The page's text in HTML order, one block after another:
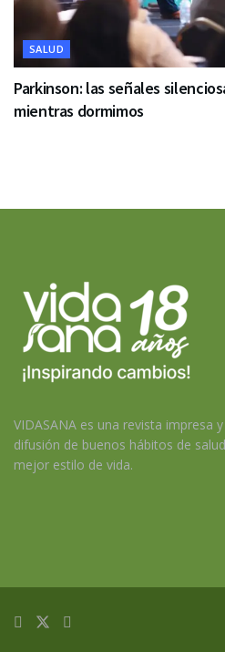
SALUD
Parkinson: las señales
mientras dormimos
VIDASANA es una revista impresa
difusión de buenos hábitos de
mejor estilo de vida.